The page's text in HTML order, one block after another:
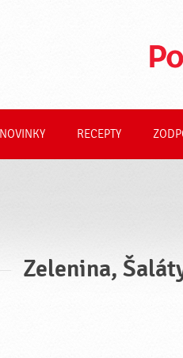
NOVINKY RECEPTY
Zelenina,